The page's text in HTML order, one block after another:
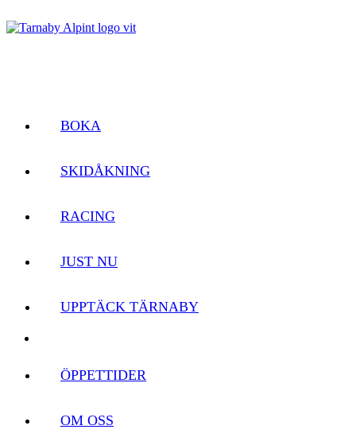
BOKA
SKIDÅKNING
RACING
JUST NU
UPPTÄCK TÄRNABY
ÖPPETTIDER
OM OSS